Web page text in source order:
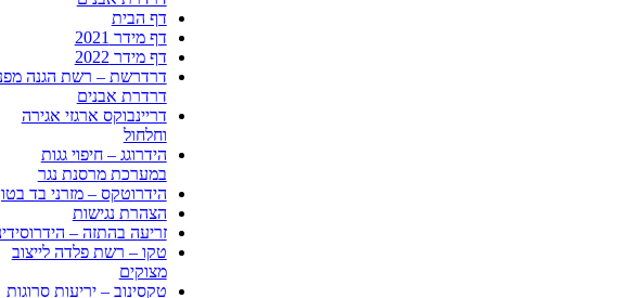
דף הבית
דף מידר 2021
דף מידר 2022
דרדרשת – רשת הגנה
דרדרת אבנים
דריינבוקס ארגזי אגירה
וחלחול
הידרוגג – חיפוי גגות
במערכת מרסנת נגר
הידרוטקס – מזרני בד
הצהרת נגישות
זריעה בהתזה –
טקו – רשת פלדה לייצוב
מצוקים
טקסינוב – יריעות סרוגות